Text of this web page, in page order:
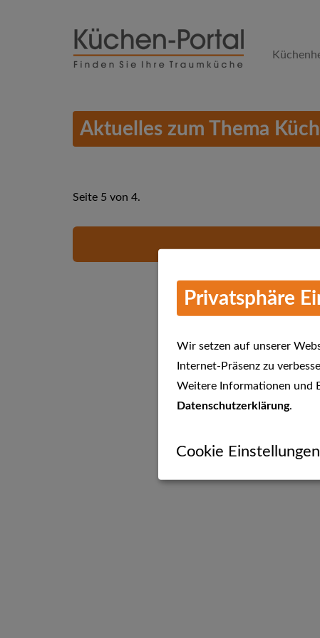
Skip
to
main
Aktuelles zum Thema
Seite 5 von 4.
Privatsphäre
Wir setzen auf unserer
Internet-Präsenz zu
Weitere Informationen und
Datenschutzerklärung.
Cookie Einstellungen